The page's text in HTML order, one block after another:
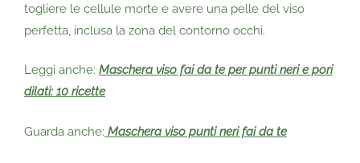
togliere le cellule morte e avere una pelle del viso
perfetta, inclusa la zona del contorno occhi.
Leggi anche: Maschera viso fai da te per punti neri e pori
dilati: 10 ricette
Guarda anche: Maschera viso punti neri fai da te